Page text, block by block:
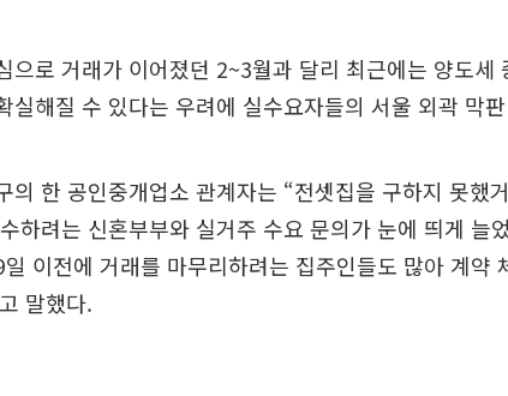
으로 거래가 이어졌던 2~3월과 달리 최근에는 양도세
실해질 수 있다는 우려에 실수요자들의 서울 외곽 막
의 한 공인중개업소 관계자는 “전셋집을 구하지 못했
하려는 신혼부부와 실거주 수요 문의가 눈에 띄게 늘
이전에 거래를 마무리하려는 집주인들도 많아 계약
말했다.